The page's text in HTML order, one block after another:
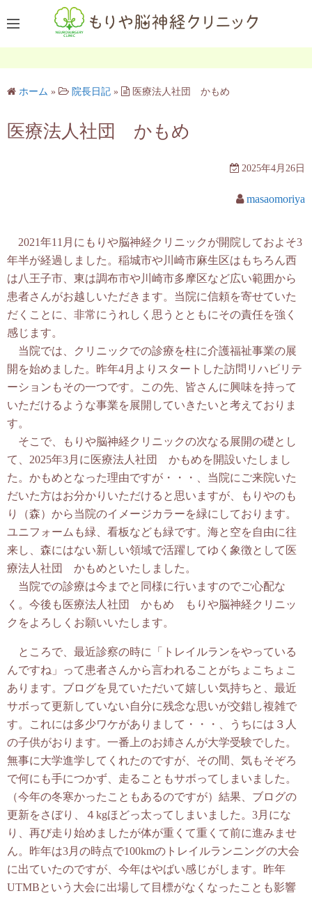
ン
へ
キ
ホーム » 院長日記 » 医療法人社団 かもめ
医療法人社団 かもめ
2025年4月26日
masaomoriya
2021年11月にもりや脳神経クリニックが開院しておよそ3
年半が経過しました。稲城市や川崎市麻生区はもちろん西
は八王子市、東は調布市や川崎市多摩区など広い範囲から
患者さんがお越しいただきます。当院に信頼を寄せていた
だくことに、非常にうれしく思うとともにその責任を強く
感じます。
当院では、クリニックでの診療を柱に介護福祉事業の展
開を始めました。昨年4月よりスタートした訪問リハビリテ
ーションもその一つです。この先、皆さんに興味を持って
いただけるような事業を展開していきたいと考えておりま
す。
そこで、もりや脳神経クリニックの次なる展開の礎とし
て、2025年3月に医療法人社団 かもめを開設いたしまし
た。かもめとなった理由ですが・・・、当院にご来院いた
だいた方はお分かりいただけると思いますが、もりやのも
り（森）から当院のイメージカラーを緑にしております。
ユニフォームも緑、看板なども緑です。海と空を自由に往
来し、森にはない新しい領域で活躍してゆく象徴として医
療法人社団 かもめといたしました。
当院での診療は今までと同様に行いますのでご心配な
く。今後も医療法人社団 かもめ もりや脳神経クリニッ
クをよろしくお願いいたします。
ところで、最近診察の時に「トレイルランをやっている
んですね」って患者さんから言われることがちょこちょこ
あります。ブログを見ていただいて嬉しい気持ちと、最近
サボって更新していない自分に残念な思いが交錯し複雑で
す。これには多少ワケがありまして・・・、うちには３人
の子供がおります。一番上のお姉さんが大学受験でした。
無事に大学進学してくれたのですが、その間、気もそぞろ
で何にも手につかず、走ることもサボってしまいました。
（今年の冬寒かったこともあるのですが）結果、ブログの
更新をさぼり、４kgほどっ太ってしまいました。3月にな
り、再び走り始めましたが体が重くて重くて前に進みませ
ん。昨年は3月の時点で100kmのトレイルランニングの大会
に出ていたのですが、今年はやばい感じがします。昨年
UTMBという大会に出場して目標がなくなったことも影響